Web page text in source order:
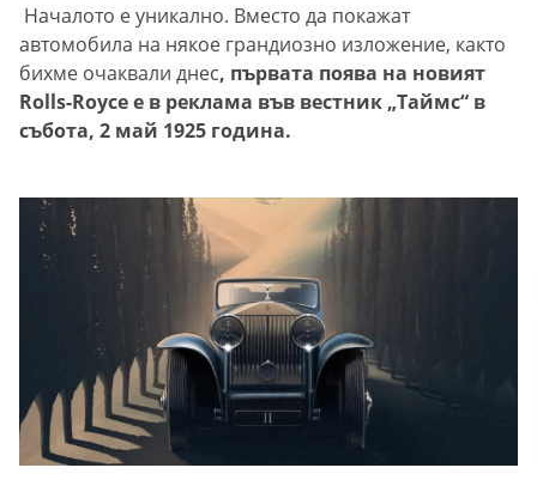
Началото е уникално. Вместо да покажат
автомобила на някое грандиозно изложение, както
бихме очаквали днес, първата поява на новият
Rolls-Royce е в реклама във вестник „Таймс“ в
събота, 2 май 1925 година.